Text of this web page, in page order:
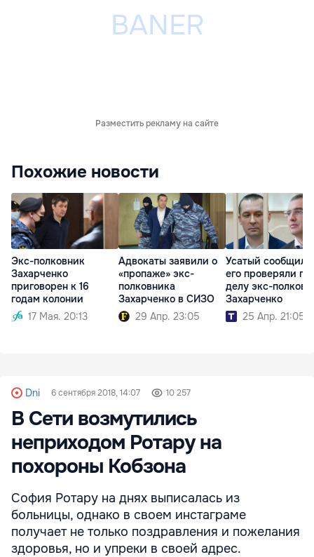
Разместить рекламу на сайте
Похожие новости
Экс-полковник
Захарченко
приговорен к 16
годам колонии
17 Мая. 20:13
Адвокаты заявили о
«пропаже» экс-
полковника
Захарченко в СИЗО
29 Апр. 23:05
Усатый сообщил,
его проверяли по
делу экс-
Захарченко
25 Апр. 21:05
Dni 6 сентября 2018, 14:07 10 257
В Сети возмутились
неприходом Ротару на
похороны Кобзона
София Ротару на днях выписалась из
больницы, однако в своем инстаграме
получает не только поздравления и пожелания
здоровья, но и упреки в своей адрес.